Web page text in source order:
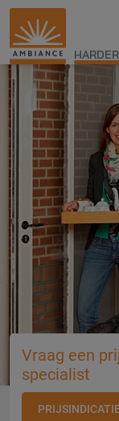
Vraag een
specialist